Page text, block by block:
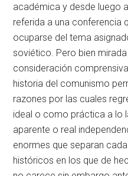
académica y desde luego
referida a una conferencia
ocuparse del tema
soviético. Pero bien
consideración
historia del comunismo
razones por las cuales
ideal o como práctica a lo
aparente o real
enormes que separan
históricos en los que de